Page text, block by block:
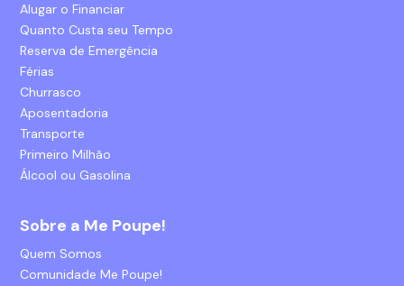
Alugar o Financiar
Quanto Custa seu Tempo
Reserva de Emergência
Férias
Churrasco
Aposentadoria
Transporte
Primeiro Milhão
Álcool ou Gasolina
Sobre a Me Poupe!
Quem Somos
Comunidade Me Poupe!